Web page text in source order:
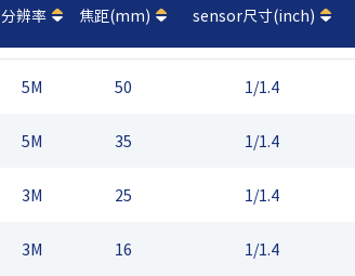
分辨率 焦距(mm) sensor尺寸(inch)
5M 50 1/1.4
5M 35 1/1.4
3M 25 1/1.4
3M 16 1/1.4